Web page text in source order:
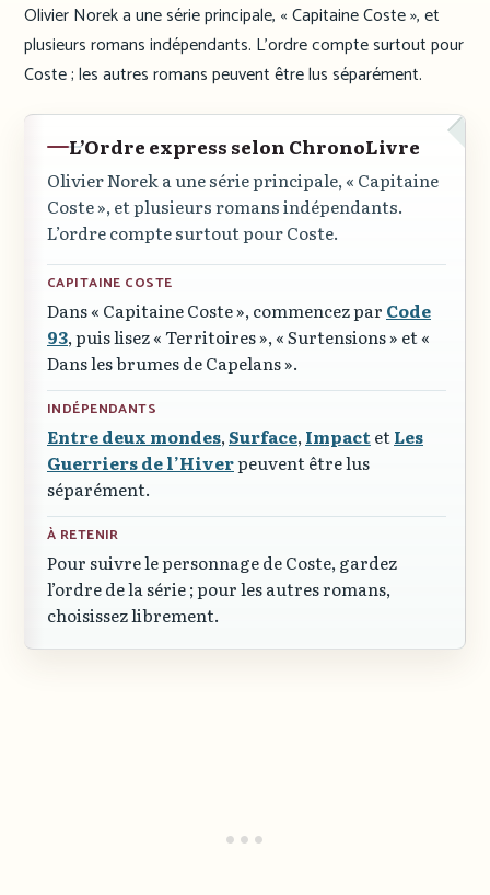
Olivier Norek a une série principale, « Capitaine Coste », et
plusieurs romans indépendants. L’ordre compte surtout pour
Coste ; les autres romans peuvent être lus séparément.
L’Ordre express selon ChronoLivre
Olivier Norek a une série principale,« Capitaine
Coste », et plusieurs romans indépendants.
L’ordre compte surtout pour Coste.
CAPITAINE COSTE
Dans« Capitaine Coste », commencez par Code
93, puis lisez« Territoires »,« Surtensions » et«
Dans les brumes de Capelans ».
INDÉPENDANTS
Entre deux mondes,Surface,ImpactetLes
Guerriers de l’Hiverpeuvent être lus
séparément.
À RETENIR
Pour suivre le personnage de Coste, gardez
l’ordre de la série ; pour les autres romans,
choisissez librement.